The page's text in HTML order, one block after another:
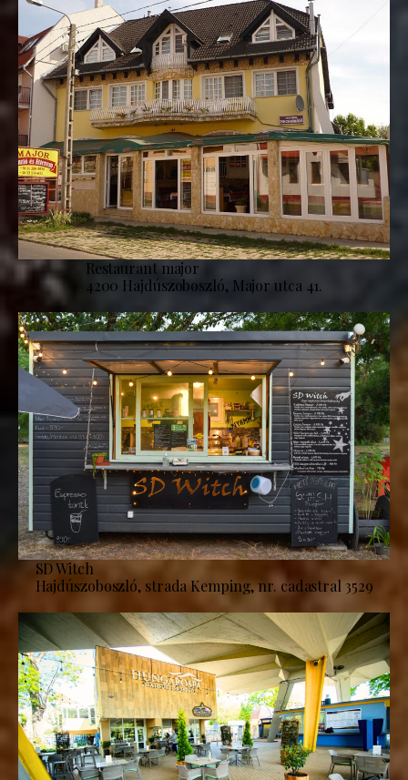
Restaurant major
4200 Hajdúszoboszló, Major utca 41.
SD Witch
Hajdúszoboszló, strada Kemping, nr. cadastral 3529